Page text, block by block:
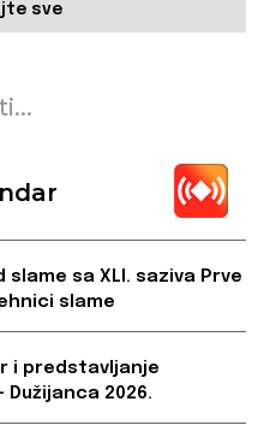
sve
sa XLI. saziva Prve
slame
i predstavljanje
2026.